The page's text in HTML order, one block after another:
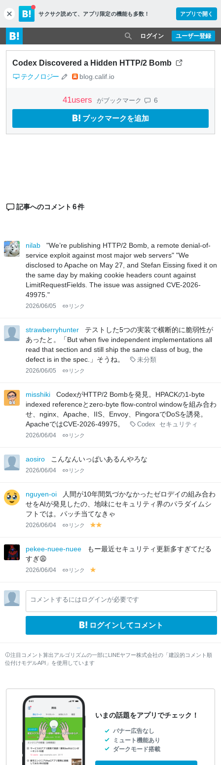
c
l
o
s
e
サクサク読めて、 アプリ限定の機能も多数！ アプリで開く
ユーザー登録
ログイン
Codex Discovered a Hidden HTTP/2 Bomb
テクノロジー blog.calif.io
41users がブックマーク 6
ブックマークを追加
記事へのコメント 6件
nilab
"We’re publishing HTTP/2 Bomb, a remote denial-of-
service exploit against most major web servers" "We
disclosed to Apache on May 27, and Stefan Eissing fixed it on
the same day by making cookie headers count against
LimitRequestFields. The issue was assigned CVE-2026-
49975."
2026/06/05 リンク
strawberryhunter
テストした5つの実装で横断的に脆弱性が
あったと。「But when five independent implementations all
read that section and still ship the same class of bug, the
defect is in the spec.」そうね。
未分類
2026/06/05 リンク
misshiki
CodexがHTTP/2 Bombを発見。HPACKの1-byte
indexed referenceとzero-byte flow-control windowを組み合わ
せ、nginx、Apache、IIS、Envoy、PingoraでDoSを誘発。
ApacheではCVE-2026-49975。
Codex セキュリティ
2026/06/04 リンク
aosiro こんなんいっぱいあるんやろな
2026/06/04 リンク
nguyen-oi
人間が10年間気づかなかったゼロデイの組み合わ
せをAIが発見したの、地味にセキュリティ界のパラダイムシ
フトでは。パッチ当てなきゃ
2026/06/04 リンク
y
lo
lo
pekee-nuee-nuee
もー最近セキュリティ更新多すぎてだる
すぎ😩
2026/06/04 リンク
lo
w
コメントするにはログインが必要です
ログインしてコメント
注目コメント算出アルゴリズムの一部にLINEヤフー株式会社の「建設的コメント順
位付けモデルAPI」を使用しています
いまの話題をアプリでチェック！
バナー広告なし
ミュート機能あり
ダークモード搭載